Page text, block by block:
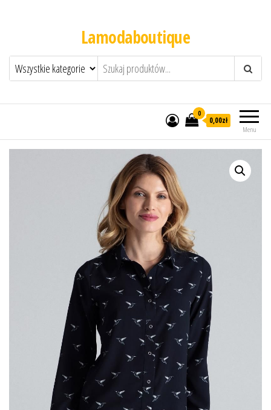
Lamodaboutique
Menu
0
0,00zł